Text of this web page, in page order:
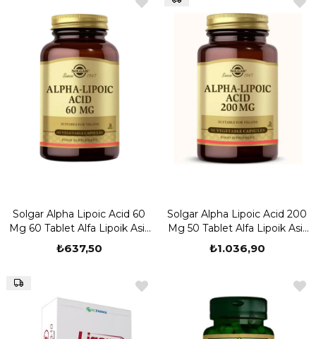
Solgar Alpha Lipoic Acid 60
Mg 60 Tablet Alfa Lipoik Asit
Takviyesi
₺637,50
Solgar Alpha Lipoic Acid 200
Mg 50 Tablet Alfa Lipoik Asit
Takviyesi
₺1.036,90